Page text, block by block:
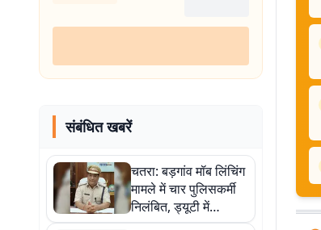
संबंधित खबरें
चतरा: बड़गांव मॉब लिंचिंग
मामले में चार पुलिसकर्मी
निलंबित, ड्यूटी में
लापरवाही पर SP की बड़ी